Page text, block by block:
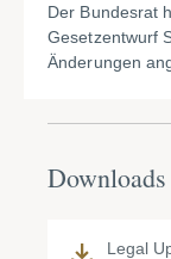
Der Bundesrat
Gesetzentwurf
Änderungen
Downloads
Legal